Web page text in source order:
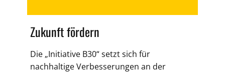
Zukunft fördern
Die „Initiative B30“ setzt sich für
nachhaltige Verbesserungen an der